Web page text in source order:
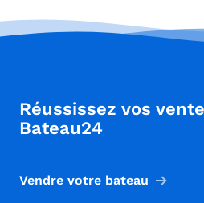
Réussissez vos
Bateau24
Vendre votre bateau